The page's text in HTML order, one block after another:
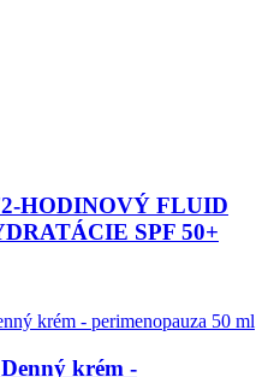
HODINOVÝ FLUID
SPF 50+
krém -